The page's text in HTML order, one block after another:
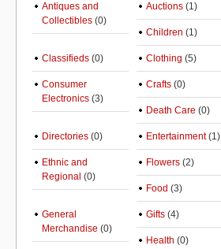
Antiques and
Collectibles (0)
Auctions (1)
Children (1)
Classifieds (0) Clothing (5)
Consumer
Electronics (3)
Crafts (0)
Death Care (0)
Directories (0) Entertainment(1)
Ethnic and
Regional (0)
Flowers (2)
Food (3)
General
Merchandise (0)
Gifts (4)
Health (0)